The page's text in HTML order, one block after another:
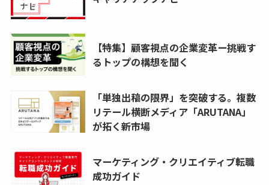
【特集】顧客視点の企業変革ー挑戦す
るトップの構想を聞く
「単独出稿の限界」を突破する。複数
リテール横断メディア「ARUTANA」
が拓く新市場
マーケティング・クリエイティブ転職
成功ガイド